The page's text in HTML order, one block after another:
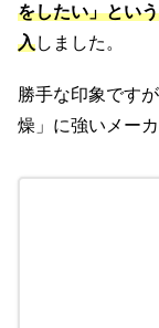
をしたい」とい
入しました。
勝手な印象です
燥」に強いメー